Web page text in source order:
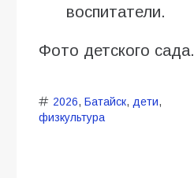
воспитатели.
Фото детского сада.
2026, Батайск, дети,
физкультура